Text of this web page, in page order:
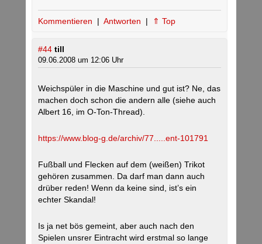
Kommentieren | Antworten | ⇑ Top
#44 till
09.06.2008 um 12:06 Uhr
Weichspüler in die Maschine und gut ist? Ne, das
machen doch schon die andern alle (siehe auch
Albert 16, im O-Ton-Thread).
https://www.blog-g.de/archiv/77.....ent-101791
Fußball und Flecken auf dem (weißen) Trikot
gehören zusammen. Da darf man dann auch
drüber reden! Wenn da keine sind, ist’s ein
echter Skandal!
Is ja net bös gemeint, aber auch nach den
Spielen unsrer Eintracht wird erstmal so lange